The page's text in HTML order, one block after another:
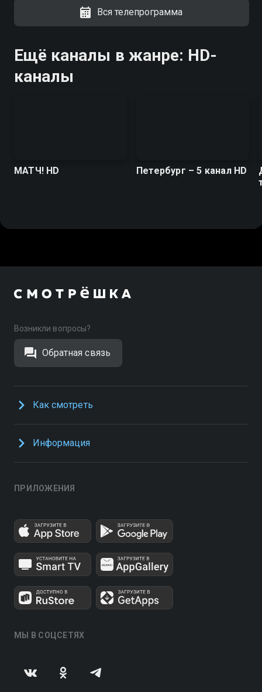
Вся телепрограмма
Ещё каналы в жанре: HD-
каналы
МАТЧ! HD Петербург – 5 канал HD
Возникли вопросы?
Обратная связь
Как смотреть
Информация
ПРИЛОЖЕНИЯ
МЫ В СОЦСЕТЯХ